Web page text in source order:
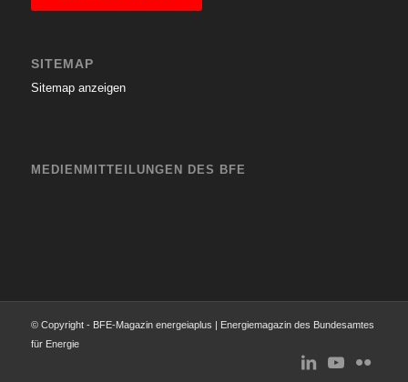
SITEMAP
Sitemap anzeigen
MEDIENMITTEILUNGEN DES BFE
© Copyright - BFE-Magazin energeiaplus | Energiemagazin des Bundesamtes
für Energie